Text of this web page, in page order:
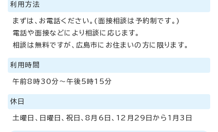
利用方法
まずは、お電話ください。(面接相談は予約制です。)
電話や面接などにより相談に応じます。
相談は無料ですが、広島市にお住まいの方に限ります。
利用時間
午前8時30分～午後5時15分
休日
土曜日、日曜日、祝日、8月6日、12月29日から1月3日